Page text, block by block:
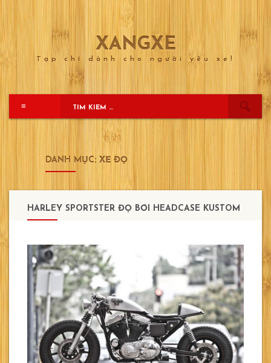
to
XANGXE
Tạp chí dành cho người yêu xe!
≡
DANH MỤC: XẾ ĐỘ
HARLEY SPORTSTER ĐỘ BỞI HEADCASE KUSTOM